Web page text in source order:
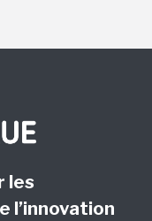
les
l’innovation